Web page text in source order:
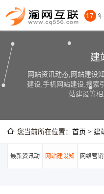
17
建
网站资讯动态,网站建设
建设,手机网站建设,搜索
站建设等相
您当前所在位置： 首页 > 建
最新资讯动 网站建设知 网络营